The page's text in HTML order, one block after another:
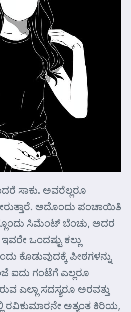
ಸಾಕು. ಅವರೆಲ್ಲರೂ
ಅದೊಂದು ಪಂಚಾಯಿತಿ
ಸಿಮೆಂಟ್ ಬೆಂಚು, ಅದರ
ಒಂದಷ್ಟು ಕಲ್ಲು
ಕೊಡುವುದಕ್ಕೆ ಪೀಠಗಳನ್ನು
ಐದು ಗಂಟೆಗೆ ಎಲ್ಲರೂ
ಎಲ್ಲಾ ಸದಸ್ಯರೂ ಅರವತ್ತು
ರವಿಕುಮಾರನೇ ಅತ್ಯಂತ ಕಿರಿಯ,